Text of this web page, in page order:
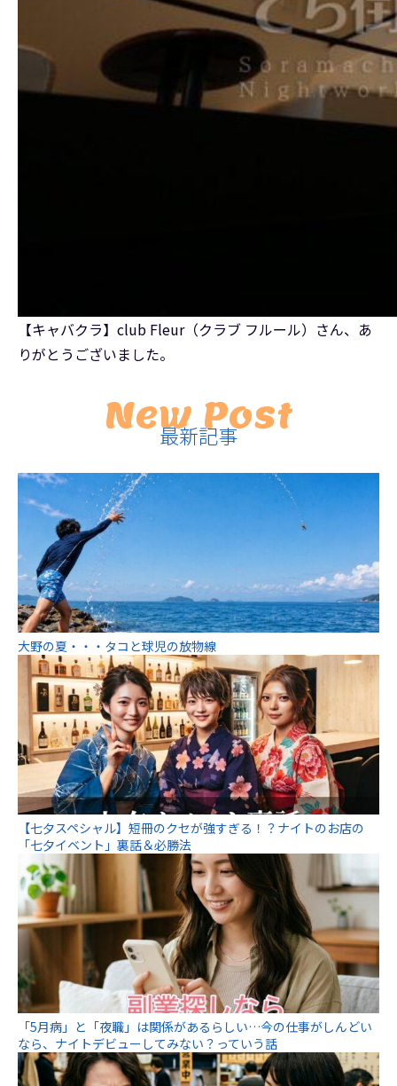
【キャバクラ】club Fleur（クラブ フルール）さん、あ
りがとうございました。
New Post
最新記事
大野の夏・・・タコと球児の放物線
【七夕スペシャル】短冊のクセが強すぎる！？ナイトのお店の
「七夕イベント」裏話＆必勝法
「5月病」と「夜職」は関係があるらしい…今の仕事がしんどい
なら、ナイトデビューしてみない？っていう話